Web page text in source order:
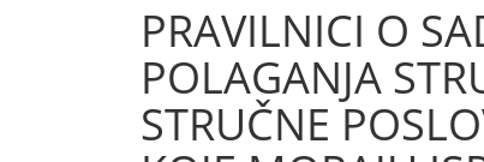
PRAVILNICI O
POLAGANJA
STRUČNE